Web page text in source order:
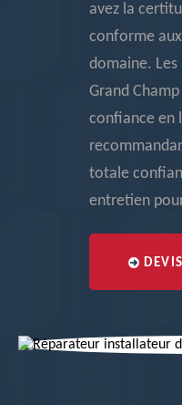
avez la
conforme
domaine.
Grand
confiance en
totale
entretien